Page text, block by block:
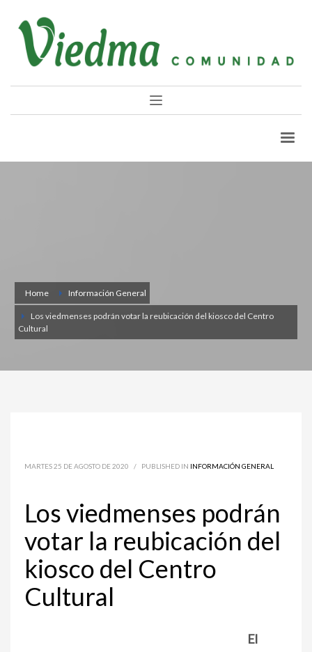
Home Información General
Los viedmenses podrán votar la reubicación del kiosco del Centro
Cultural
MARTES 25 DE AGOSTO DE 2020 / PUBLISHED IN INFORMACIÓN GENERAL
Los viedmenses podrán
votar la reubicación del
kiosco del Centro
Cultural
El